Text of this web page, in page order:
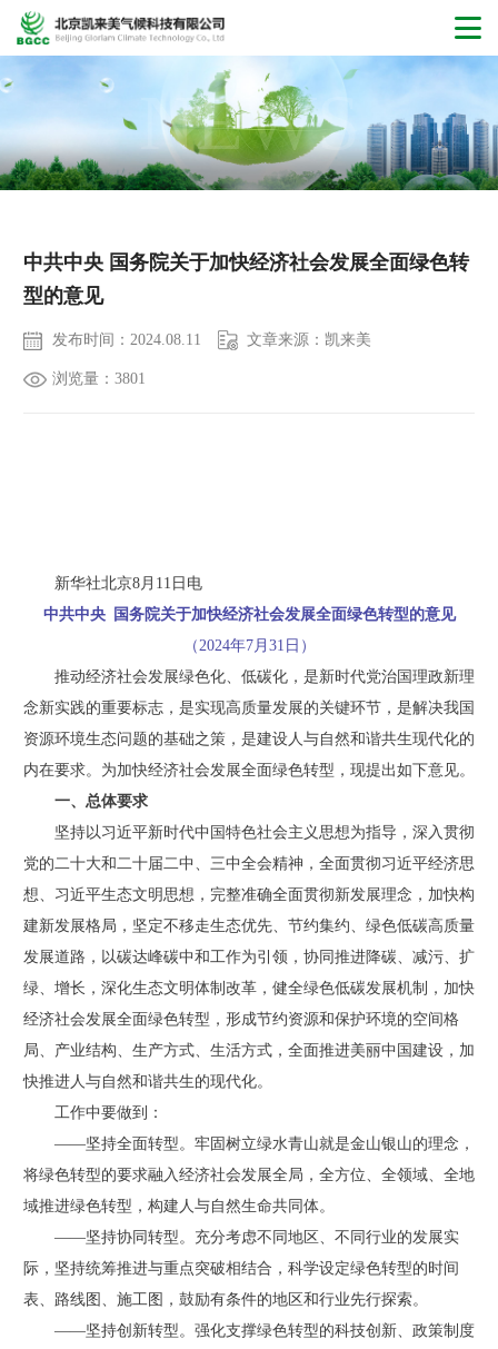
NEWS
中共中央 国务院关于加快经济社会发展全面绿色转
型的意见
发布时间：2024.08.11 文章来源：凯来美
浏览量：3801
新华社北京8月11日电
中共中央 国务院关于加快经济社会发展全面绿色转型的意见
（2024年7月31日）
推动经济社会发展绿色化、低碳化，是新时代党治国理政新理
念新实践的重要标志，是实现高质量发展的关键环节，是解决我国
资源环境生态问题的基础之策，是建设人与自然和谐共生现代化的
内在要求。为加快经济社会发展全面绿色转型，现提出如下意见。
一、总体要求
坚持以习近平新时代中国特色社会主义思想为指导，深入贯彻
党的二十大和二十届二中、三中全会精神，全面贯彻习近平经济思
想、习近平生态文明思想，完整准确全面贯彻新发展理念，加快构
建新发展格局，坚定不移走生态优先、节约集约、绿色低碳高质量
发展道路，以碳达峰碳中和工作为引领，协同推进降碳、减污、扩
绿、增长，深化生态文明体制改革，健全绿色低碳发展机制，加快
经济社会发展全面绿色转型，形成节约资源和保护环境的空间格
局、产业结构、生产方式、生活方式，全面推进美丽中国建设，加
快推进人与自然和谐共生的现代化。
工作中要做到：
——坚持全面转型。牢固树立绿水青山就是金山银山的理念，
将绿色转型的要求融入经济社会发展全局，全方位、全领域、全地
域推进绿色转型，构建人与自然生命共同体。
——坚持协同转型。充分考虑不同地区、不同行业的发展实
际，坚持统筹推进与重点突破相结合，科学设定绿色转型的时间
表、路线图、施工图，鼓励有条件的地区和行业先行探索。
——坚持创新转型。强化支撑绿色转型的科技创新、政策制度